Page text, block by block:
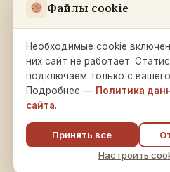
Русский
в Праге
Na Zátorce 16
Файлы cookie
Необходимые cookie
них сайт не работает.
подключаем только с
Подробнее — Политика
сайта.
Принять все
Настроить